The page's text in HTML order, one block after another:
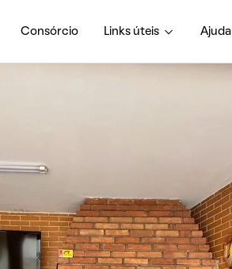
Consórcio Links úteis Ajuda